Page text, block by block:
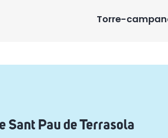
Torre-
Sant Pau de Terrasola